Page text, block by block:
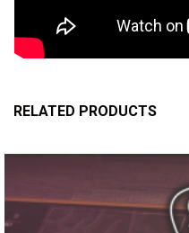
RELATED PRODUCTS